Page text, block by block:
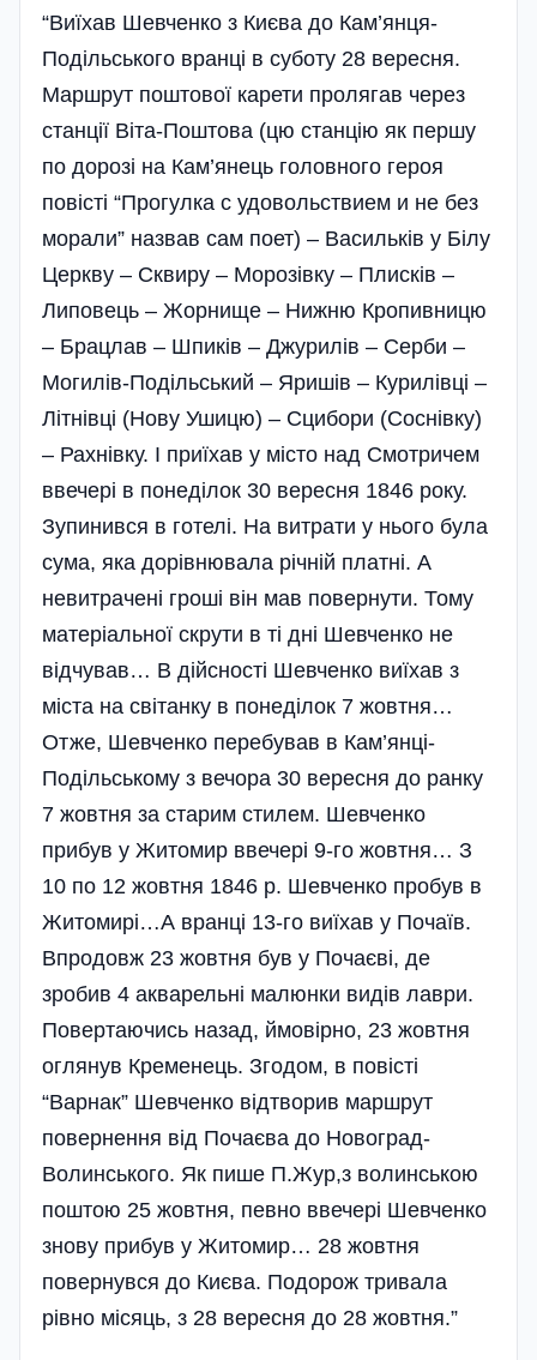
“Виїхав Шевченко з Києва до Кам’янця-
Подільського вранці в суботу 28 вересня.
Маршрут поштової карети пролягав через
станції Віта-Поштова (цю станцію як першу
по дорозі на Кам’янець головного героя
повісті “Прогулка с удовольствием и не без
морали” назвав сам поет) – Васильків у Білу
Церкву – Сквиру – Морозівку – Плисків –
Липовець – Жорнище – Нижню Кропивницю
– Брацлав – Шпиків – Джурилів – Серби –
Могилів-Подільський – Яришів – Курилівці –
Літнівці (Нову Ушицю) – Сцибори (Соснівку)
– Рахнівку. І приїхав у місто над Смотричем
ввечері в понеділок 30 вересня 1846 року.
Зупинився в готелі. На витрати у нього була
сума, яка дорівнювала річній платні. А
невитрачені гроші він мав повернути. Тому
матеріальної скрути в ті дні Шевченко не
відчував… В дійсності Шевченко виїхав з
міста на світанку в понеділок 7 жовтня…
Отже, Шевченко перебував в Кам’янці-
Подільському з вечора 30 вересня до ранку
7 жовтня за старим стилем. Шевченко
прибув у Житомир ввечері 9-го жовтня… З
10 по 12 жовтня 1846 р. Шевченко пробув в
Житомирі…А вранці 13-го виїхав у Почаїв.
Впродовж 23 жовтня був у Почаєві, де
зробив 4 акварельні малюнки видів лаври.
Повертаючись назад, ймовірно, 23 жовтня
оглянув Кременець. Згодом, в повісті
“Варнак” Шевченко відтворив маршрут
повернення від Почаєва до Новоград-
Волинського. Як пише П.Жур,з волинською
поштою 25 жовтня, певно ввечері Шевченко
знову прибув у Житомир… 28 жовтня
повернувся до Києва. Подорож тривала
рівно місяць, з 28 вересня до 28 жовтня.”